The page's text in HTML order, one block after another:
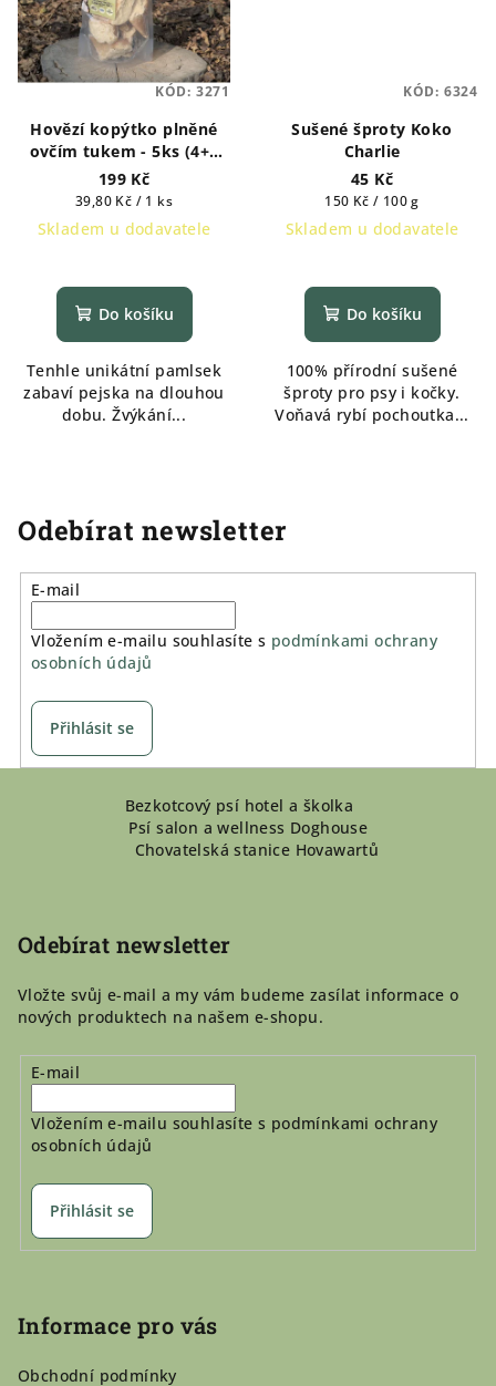
Hovězí kopýtko plněné
ovčím tukem - 5ks (4+1
zdarma)
199 Kč
Měrná
cena:
39,80 Kč / 1 ks
Skladem u dodavatele
Do košíku
Tenhle unikátní pamlsek
zabaví pejska na dlouhou
dobu. Žvýkání...
KÓD: 3271
Sušené šproty Koko
Charlie
45 Kč
Měrná
cena:
150 Kč / 100 g
Skladem u dodavatele
Do košíku
100% přírodní sušené
šproty pro psy i kočky.
Voňavá rybí pochoutka...
KÓD: 6324
Odebírat newsletter
E-mail
Vložením e-mailu souhlasíte s podmínkami ochrany
osobních údajů
Přihlásit se
Bezkotcový psí hotel a školka
Psí salon a wellness Doghouse
Chovatelská stanice Hovawartů
Odebírat newsletter
Vložte svůj e-mail a my vám budeme zasílat informace o
nových produktech na našem e-shopu.
E-mail
Vložením e-mailu souhlasíte s podmínkami ochrany
osobních údajů
Přihlásit se
Informace pro vás
Obchodní podmínky